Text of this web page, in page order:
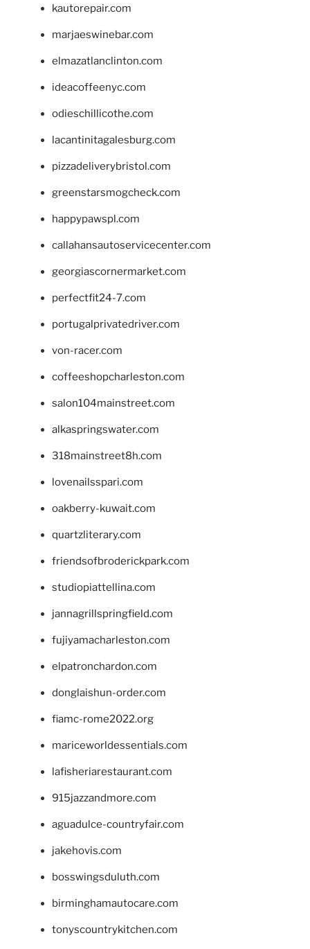
kautorepair.com
marjaeswinebar.com
elmazatlanclinton.com
ideacoffeenyc.com
odieschillicothe.com
lacantinitagalesburg.com
pizzadeliverybristol.com
greenstarsmogcheck.com
happypawspl.com
callahansautoservicecenter.com
georgiascornermarket.com
perfectfit24-7.com
portugalprivatedriver.com
von-racer.com
coffeeshopcharleston.com
salon104mainstreet.com
alkaspringswater.com
318mainstreet8h.com
lovenailsspari.com
oakberry-kuwait.com
quartzliterary.com
friendsofbroderickpark.com
studiopiattellina.com
jannagrillspringfield.com
fujiyamacharleston.com
elpatronchardon.com
donglaishun-order.com
fiamc-rome2022.org
mariceworldessentials.com
lafisheriarestaurant.com
915jazzandmore.com
aguadulce-countryfair.com
jakehovis.com
bosswingsduluth.com
birminghamautocare.com
tonyscountrykitchen.com